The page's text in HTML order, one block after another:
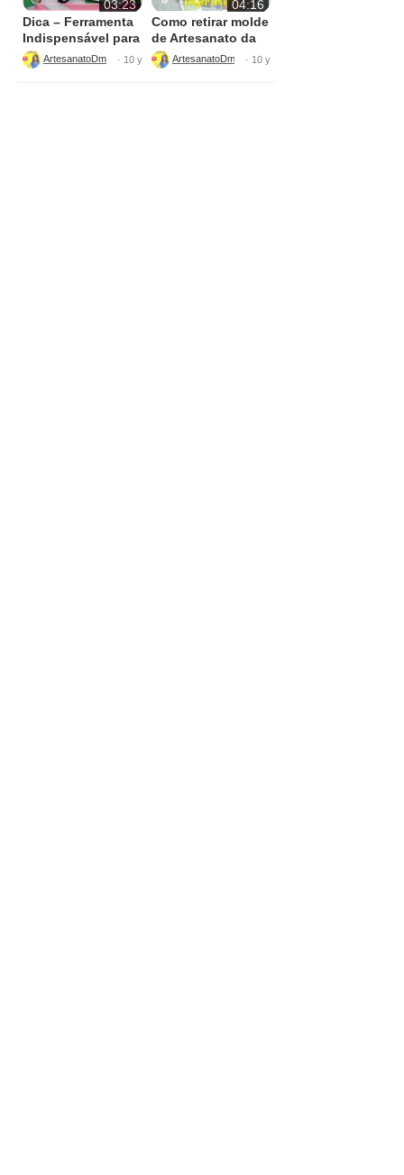
03:23
Dica – Ferramenta
Indispensável para
Artesanato
· 10 y
04:16
Como retirar molde
de Artesanato da
Internet sem
Imprimir
ArtesanatoDmimos· 10 y